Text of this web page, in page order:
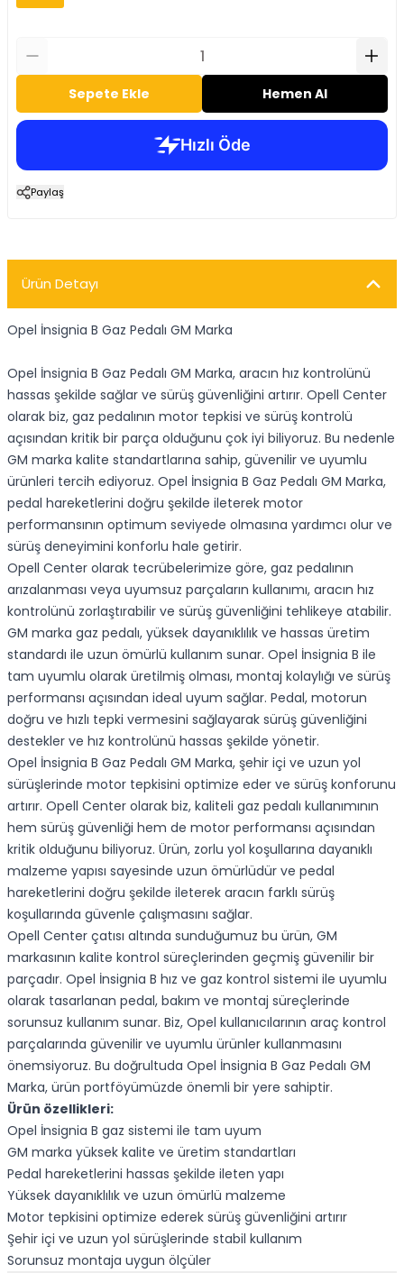
Sepete Ekle Hemen Al
Paylaş
Ürün Detayı
Opel İnsignia B Gaz Pedalı GM Marka
Opel İnsignia B Gaz Pedalı GM Marka, aracın hız kontrolünü
hassas şekilde sağlar ve sürüş güvenliğini artırır. Opell Center
olarak biz, gaz pedalının motor tepkisi ve sürüş kontrolü
açısından kritik bir parça olduğunu çok iyi biliyoruz. Bu nedenle
GM marka kalite standartlarına sahip, güvenilir ve uyumlu
ürünleri tercih ediyoruz. Opel İnsignia B Gaz Pedalı GM Marka,
pedal hareketlerini doğru şekilde ileterek motor
performansının optimum seviyede olmasına yardımcı olur ve
sürüş deneyimini konforlu hale getirir.
Opell Center olarak tecrübelerimize göre, gaz pedalının
arızalanması veya uyumsuz parçaların kullanımı, aracın hız
kontrolünü zorlaştırabilir ve sürüş güvenliğini tehlikeye atabilir.
GM marka gaz pedalı, yüksek dayanıklılık ve hassas üretim
standardı ile uzun ömürlü kullanım sunar. Opel İnsignia B ile
tam uyumlu olarak üretilmiş olması, montaj kolaylığı ve sürüş
performansı açısından ideal uyum sağlar. Pedal, motorun
doğru ve hızlı tepki vermesini sağlayarak sürüş güvenliğini
destekler ve hız kontrolünü hassas şekilde yönetir.
Opel İnsignia B Gaz Pedalı GM Marka, şehir içi ve uzun yol
sürüşlerinde motor tepkisini optimize eder ve sürüş konforunu
artırır. Opell Center olarak biz, kaliteli gaz pedalı kullanımının
hem sürüş güvenliği hem de motor performansı açısından
kritik olduğunu biliyoruz. Ürün, zorlu yol koşullarına dayanıklı
malzeme yapısı sayesinde uzun ömürlüdür ve pedal
hareketlerini doğru şekilde ileterek aracın farklı sürüş
koşullarında güvenle çalışmasını sağlar.
Opell Center çatısı altında sunduğumuz bu ürün, GM
markasının kalite kontrol süreçlerinden geçmiş güvenilir bir
parçadır. Opel İnsignia B hız ve gaz kontrol sistemi ile uyumlu
olarak tasarlanan pedal, bakım ve montaj süreçlerinde
sorunsuz kullanım sunar. Biz, Opel kullanıcılarının araç kontrol
parçalarında güvenilir ve uyumlu ürünler kullanmasını
önemsiyoruz. Bu doğrultuda Opel İnsignia B Gaz Pedalı GM
Marka, ürün portföyümüzde önemli bir yere sahiptir.
Ürün özellikleri:
Opel İnsignia B gaz sistemi ile tam uyum
GM marka yüksek kalite ve üretim standartları
Pedal hareketlerini hassas şekilde ileten yapı
Yüksek dayanıklılık ve uzun ömürlü malzeme
Motor tepkisini optimize ederek sürüş güvenliğini artırır
Şehir içi ve uzun yol sürüşlerinde stabil kullanım
Sorunsuz montaja uygun ölçüler